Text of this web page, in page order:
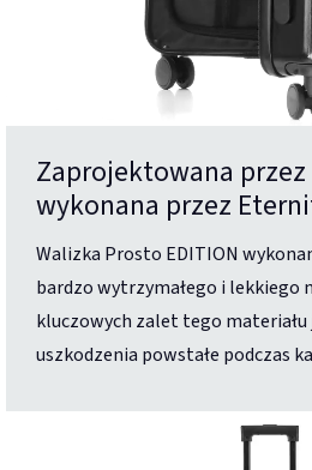
Zaprojektowana
wykonana przez
Walizka Prosto EDITION
bardzo wytrzymałego i lekkiego
kluczowych zalet tego
uszkodzenia powstałe podczas